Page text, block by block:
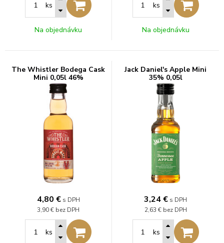
ks
Na objednávku
ks
Na objednávku
The Whistler Bodega Cask
Mini 0,05l 46%
4,80 € s DPH
3,90 € bez DPH
ks
Jack Daniel's Apple Mini
35% 0,05l
3,24€ s DPH
2,63 € bez DPH
ks